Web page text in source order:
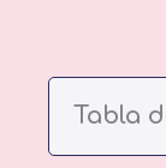
Tabla